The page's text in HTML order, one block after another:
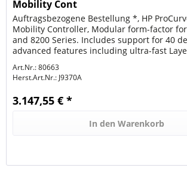
Mobility Cont
Auftragsbezogene Bestellung *, HP
Mobility Controller, Modular form-factor
and 8200 Series. Includes support for 40
advanced features including ultra-fast
Art.Nr.: 80663
Herst.Art.Nr.: J9370A
3.147,55 € *
In den Warenkorb